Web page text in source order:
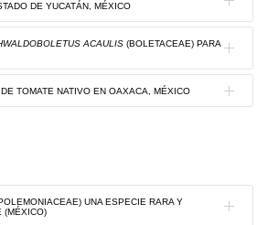
CARLOS BARRIENTOS-
ambientes antropizados,
niveles de diversidad,
DE YUCATÁN, MÉXICO
ROSAS, MARÍA
2023
familiares,
ferreum
ACAULIS (BOLETACEAE) PARA
GARCÍA,
GONZÁLEZ CHICAS
Agaricomycetes,
lignícola, taxonomía,
TOMATE NATIVO EN OAXACA, MÉXICO
CARRILLO-RODRÍGUEZ,
GUZMÁN Y JOSÉ LUIS
UNA ESPECIE RARA Y
(MÉXICO)